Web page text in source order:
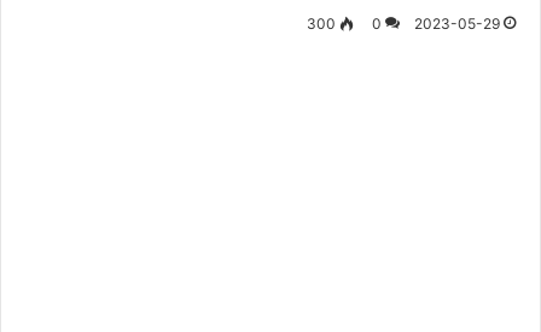
2023-05-29
0
300